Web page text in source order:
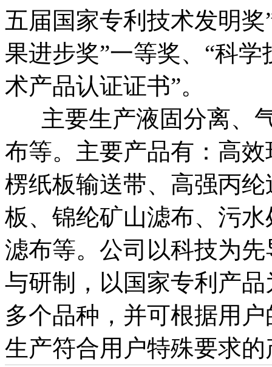
五届国家专利技术发明
果进步奖”一等奖、“科
术产品认证证书”。
主要生产液固分离、
布等。主要产品有：高
楞纸板输送带、高强丙
板、锦纶矿山滤布、污
滤布等。公司以科技为
与研制，以国家专利产
多个品种，并可根据用
生产符合用户特殊要求的